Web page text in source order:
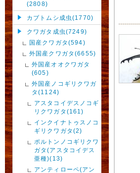
(2808)
カブトムシ成虫(1770)
クワガタ成虫(7249)
国産クワガタ(594)
外国産クワガタ(6655)
外国産オオクワガタ
(605)
外国産ノコギリクワガ
タ(1124)
アスタコイデスノコギ
リクワガタ(161)
インクイナトゥスノコ
ギリクワガタ(2)
ポルトンノコギリクワ
ガタ(アスタコイデス
亜種)(13)
アンティローペ(アン